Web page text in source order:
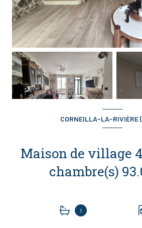
CORNEILLA-LA-RIVIÈRE
Maison de village 4 pièce(s) 3
1